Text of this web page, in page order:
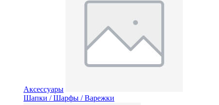
Аксессуары
Шапки / Шарфы / Варежки